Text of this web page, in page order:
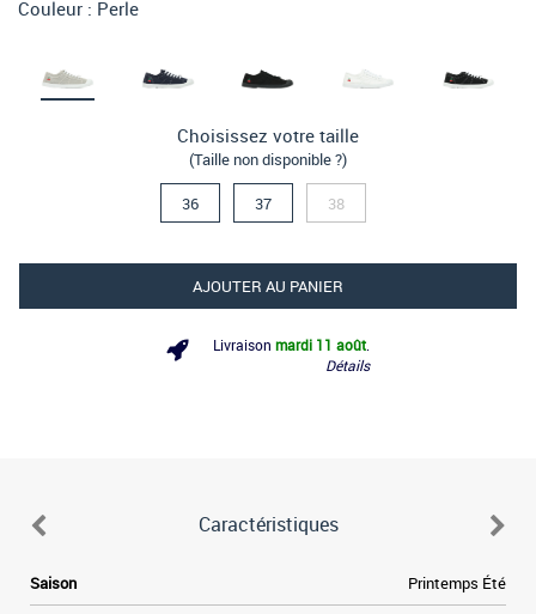
Couleur : Perle
Choisissez votre taille
(Taille non disponible ?)
36 37 38
AJOUTER AU PANIER
Livraison mardi 11 août
Détails
Caractéristiques
Saison Printemps Été